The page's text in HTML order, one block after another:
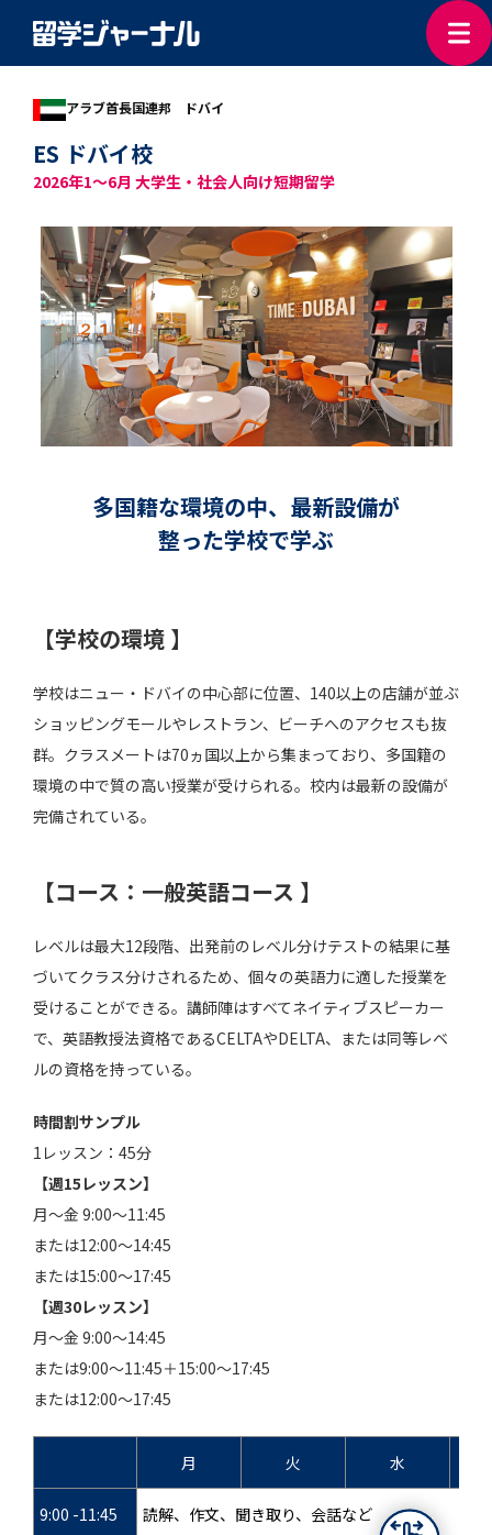
ES ドバイ校
2026年1～6月 大学生・社会人向け短期留学
アラブ首長国連邦 ドバイ
多国籍な環境の中、最新設備が
整った学校で学ぶ
【学校の環境 】
学校はニュー・ドバイの中心部に位置、140以上の店舗が並ぶ
ショッピングモールやレストラン、ビーチへのアクセスも抜
群。クラスメートは70ヵ国以上から集まっており、多国籍の
環境の中で質の高い授業が受けられる。校内は最新の設備が
完備されている。
【コース：一般英語コース 】
レベルは最大12段階、出発前のレベル分けテストの結果に基
づいてクラス分けされるため、個々の英語力に適した授業を
受けることができる。講師陣はすべてネイティブスピーカー
で、英語教授法資格であるCELTAやDELTA、または同等レベ
ルの資格を持っている。
時間割サンプル
1レッスン：45分
【週15レッスン】
月～金 9:00～11:45
または12:00～14:45
または15:00～17:45
【週30レッスン】
月～金 9:00～14:45
または9:00～11:45＋15:00～17:45
または12:00～17:45
月 火 水
9:00 -11:45 読解、作文、聞き取り、会話など